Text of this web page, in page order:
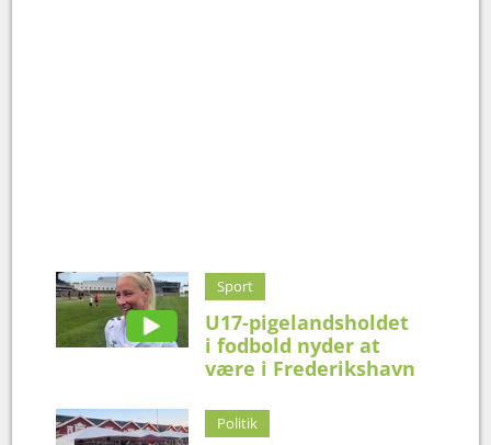
Sport
U17-pigelandsholdet
i fodbold nyder at
være i Frederikshavn
Politik